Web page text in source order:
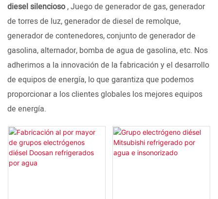
diesel silencioso, Juego de generador de gas, generador
de torres de luz, generador de diesel de remolque,
generador de contenedores, conjunto de generador de
gasolina, alternador, bomba de agua de gasolina, etc. Nos
adherimos a la innovación de la fabricación y el desarrollo
de equipos de energía, lo que garantiza que podemos
proporcionar a los clientes globales los mejores equipos
de energía.